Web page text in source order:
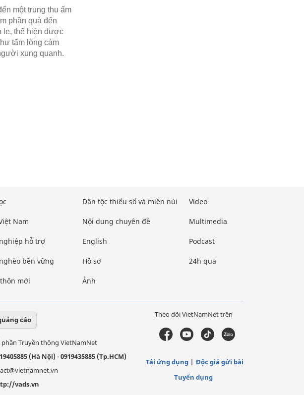
một trung thu ấm
phần quà đến
le, thể hiện được
tấm lòng cảm
xung quanh.
Nam
hỗ trợ
bền vững
mới
Dân tộc thiểu số và miền núi
Nội dung chuyên đề
English
Hồ sơ
Ảnh
Video
Multimedia
Podcast
24h qua
cáo
phần Truyền thông VietNamNet
(Hà Nội)-0919435885 (Tp.HCM)
vads.vn
Theo dõi VietNamNet trên
Tải ứng dụng
Độc giả gửi bài
Tuyển dụng